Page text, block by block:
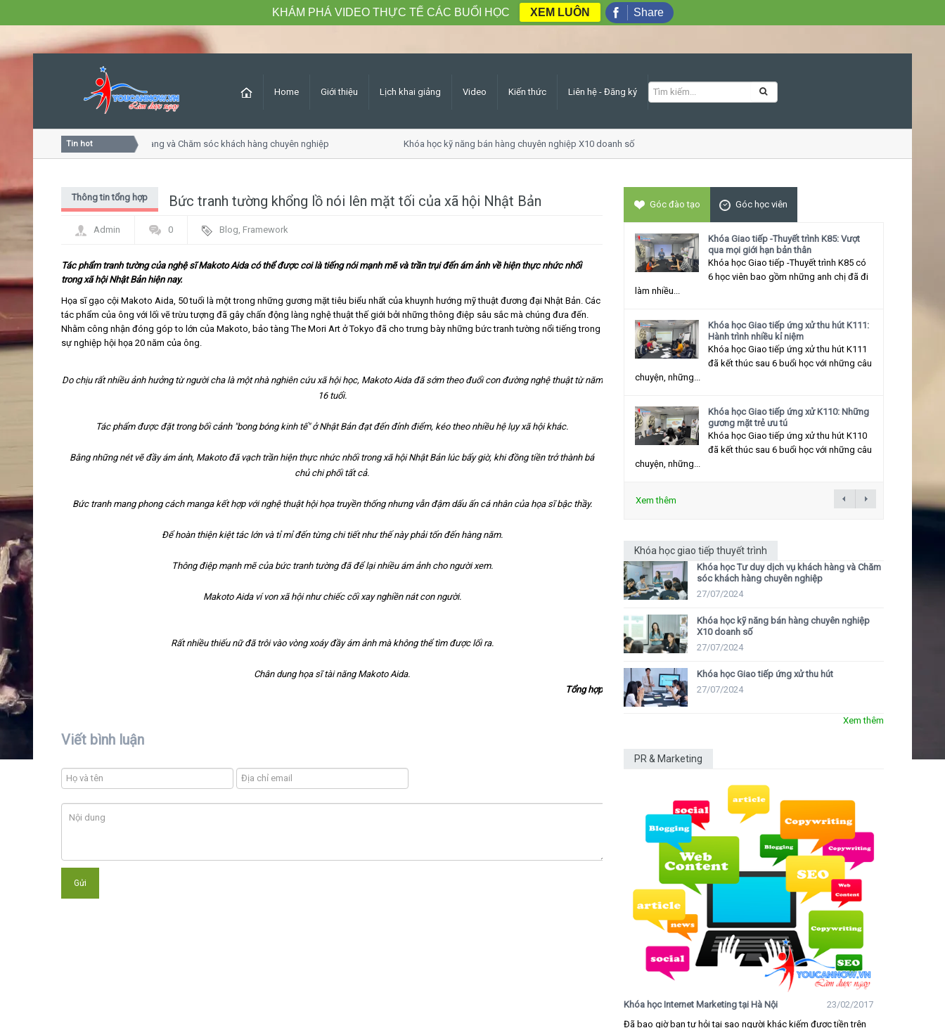
Home Giới thiệu Lịch khai giảng Video Kiến thức Liên hệ - Đăng ký
Tin hot
Khóa học Tư duy dịch vụ khách hàng và Chăm sóc khách hàng chuyên nghiệp Khóa học kỹ năng bán hàng chuyên nghiệp X10 doanh số
Bức tranh tường khổng lồ nói lên mặt tối của xã hội Nhật Bản
Thông tin tổng hợp
Admin 0 Blog, Framework
Tác phẩm tranh tường của nghệ sĩ Makoto Aida có thể được coi là tiếng nói mạnh mẽ và trần trụi đến ám ảnh về hiện thực nhức nhối
trong xã hội Nhật Bản hiện nay.
Họa sĩ gạo cội Makoto Aida, 50 tuổi là một trong những gương mặt tiêu biểu nhất của khuynh hướng mỹ thuật đương đại Nhật Bản. Các
tác phẩm của ông với lối vẽ trừu tượng đã gây chấn động làng nghệ thuật thế giới bởi những thông điệp sâu sắc mà chúng đưa đến.
Nhằm công nhận đóng góp to lớn của Makoto, bảo tàng The Mori Art ở Tokyo đã cho trưng bày những bức tranh tường nổi tiếng trong
sự nghiệp hội họa 20 năm của ông.
Do chịu rất nhiều ảnh hưởng từ người cha là một nhà nghiên cứu xã hội học, Makoto Aida đã sớm theo đuổi con đường nghệ thuật từ năm
16 tuổi.
Tác phẩm được đặt trong bối cảnh "bong bóng kinh tế" ở Nhật Bản đạt đến đỉnh điểm, kéo theo nhiều hệ lụy xã hội khác.
Bằng những nét vẽ đầy ám ảnh, Makoto đã vạch trần hiện thực nhức nhối trong xã hội Nhật Bản lúc bấy giờ, khi đồng tiền trở thành bá
chủ chi phối tất cả.
Bức tranh mang phong cách manga kết hợp với nghệ thuật hội họa truyền thống nhưng vẫn đậm dấu ấn cá nhân của họa sĩ bậc thầy.
Để hoàn thiện kiệt tác lớn và tỉ mỉ đến từng chi tiết như thế này phải tốn đến hàng năm.
Thông điệp mạnh mẽ của bức tranh tường đã để lại nhiều ám ảnh cho người xem.
Makoto Aida ví von xã hội như chiếc cối xay nghiền nát con người.
Rất nhiều thiếu nữ đã trôi vào vòng xoáy đầy ám ảnh mà không thể tìm được lối ra.
Chân dung họa sĩ tài năng Makoto Aida.
Tổng hợp
Viết bình luận
Góc đào tạo Góc học viên
Khóa Giao tiếp -Thuyết trình K85: Vượt
qua mọi giới hạn bản thân
Khóa học Giao tiếp -Thuyết trình K85 có
6 học viên bao gồm những anh chị đã đi
làm nhiều...
Khóa học Giao tiếp ứng xử thu hút K111:
Hành trình nhiều kỉ niệm
Khóa học Giao tiếp ứng xử thu hút K111
đã kết thúc sau 6 buổi học với những câu
chuyện, những...
Khóa học Giao tiếp ứng xử K110: Những
gương mặt trẻ ưu tú
Khóa học Giao tiếp ứng xử thu hút K110
đã kết thúc sau 6 buổi học với những câu
chuyện, những...
Xem thêm
Khóa học giao tiếp thuyết trình
Khóa học Tư duy dịch vụ khách hàng và Chăm
sóc khách hàng chuyên nghiệp
27/07/2024
Khóa học kỹ năng bán hàng chuyên nghiệp
X10 doanh số
27/07/2024
Khóa học Giao tiếp ứng xử thu hút
27/07/2024
Xem thêm
PR & Marketing
Khóa học Internet Marketing tại Hà Nội
23/02/2017
Đã bao giờ bạn tự hỏi tại sao người khác kiếm được tiền trên
KHÁM PHÁ VIDEO THỰC TẾ CÁC BUỔI HỌC XEM LUÔN Share